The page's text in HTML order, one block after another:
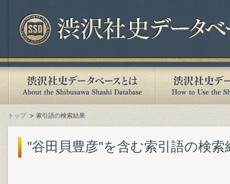
トップ 索引語の検索結果
"谷田貝豊彦"を含む索引語の検索